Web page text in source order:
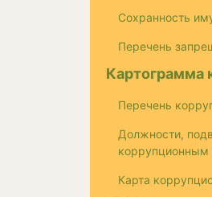
Сохранность
Перечень
Картограмма
Перечень
Должности,
коррупционным
Карта